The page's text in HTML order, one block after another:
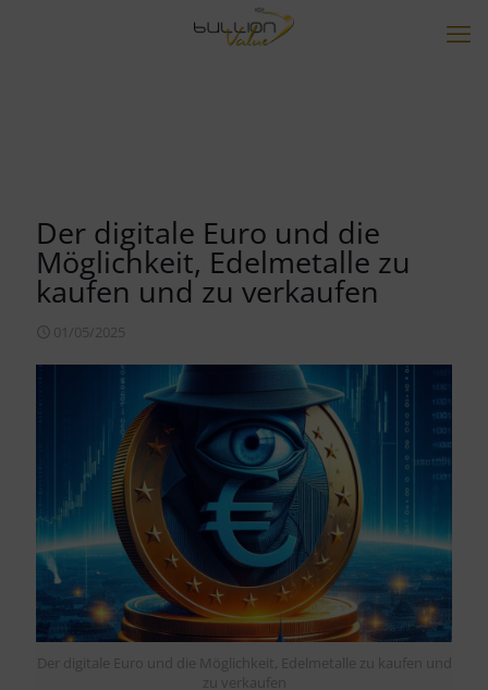
Der digitale Euro und die
Möglichkeit, Edelmetalle zu
kaufen und zu verkaufen
01/05/2025
Der digitale Euro und die Möglichkeit, Edelmetalle zu kaufen und
zu verkaufen